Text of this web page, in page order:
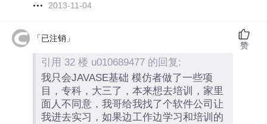
2013-11-04
「已注销」
引用 32 楼 u010689477 的回复:
我只会JAVASE基础 模仿者做了一些项
目，专科，大三了，本来想去培训，家里
面人不同意，我哥给我找了个软件公司让
我进去实习，如果边工作边学习和培训的
赞